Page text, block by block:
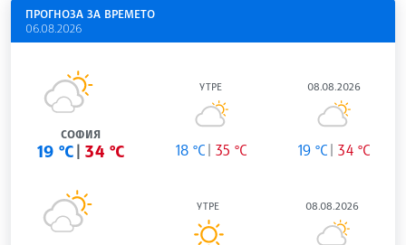
ПРОГНОЗА ЗА ВРЕМЕТО
06.08.2026
СОФИЯ
19 °C 34 °C
УТРЕ
18 °C 35 °C
08.08.2026
19 °C 34 °C
УТРЕ 08.08.2026